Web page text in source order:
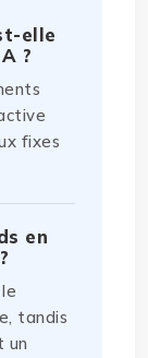
elle
?
fixes
en
tandis
un